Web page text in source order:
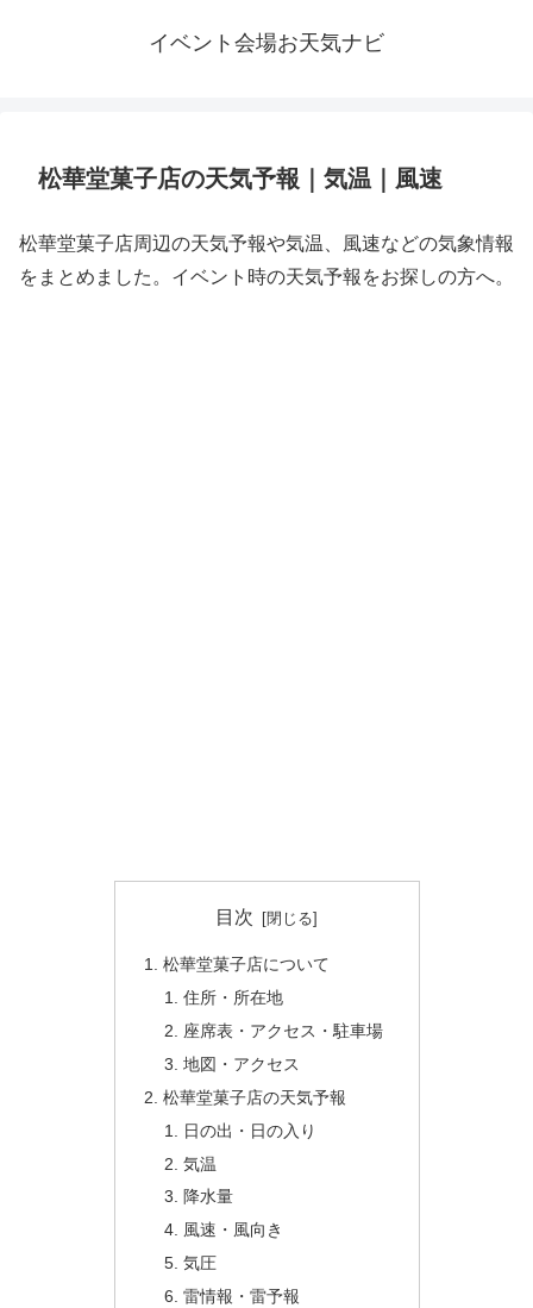
イベント会場お天気ナビ
松華堂菓子店の天気予報｜気温｜風速
松華堂菓子店周辺の天気予報や気温、風速などの気象情報
をまとめました。イベント時の天気予報をお探しの方へ。
目次
松華堂菓子店について
住所・所在地
座席表・アクセス・駐車場
地図・アクセス
松華堂菓子店の天気予報
日の出・日の入り
気温
降水量
風速・風向き
気圧
雷情報・雷予報